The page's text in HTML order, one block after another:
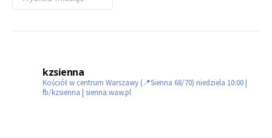
kzsienna
Kościół w centrum Warszawy (📍Sienna 68/70) niedziela 10:00 |
fb/kzsienna | sienna.waw.pl